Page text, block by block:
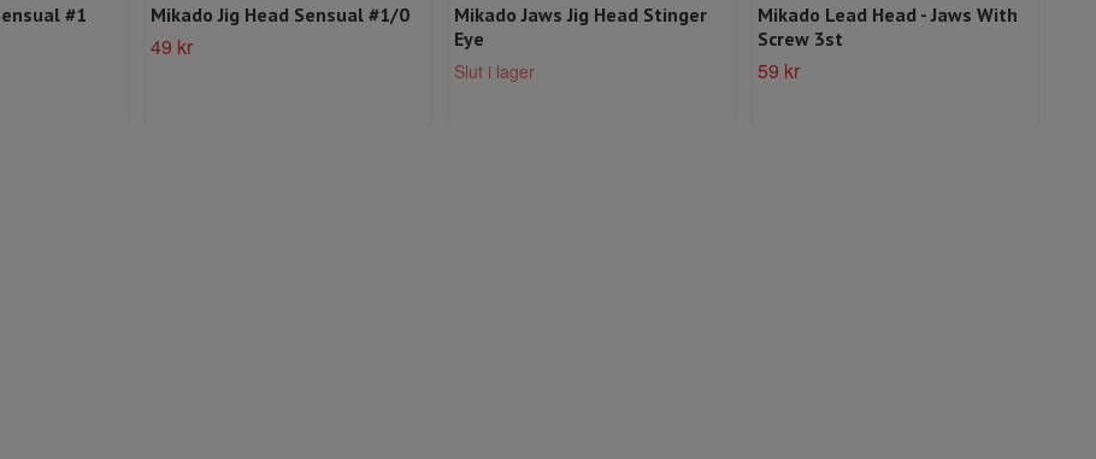
#1 Mikado Jig Head Sensual #1/0
49 kr
Mikado Jaws Jig Head Stinger
Eye
Slut i lager
Mikado Lead Head - Jaws With
Screw 3st
59 kr